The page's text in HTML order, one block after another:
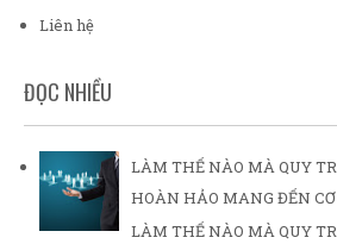
Liên hệ
ĐỌC NHIỀU
LÀM THẾ NÀO MÀ QUY
HOÀN HẢO MANG ĐẾN
LÀM THẾ NÀO MÀ QUY